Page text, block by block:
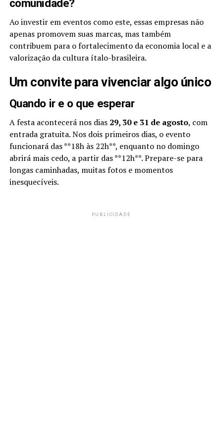
comunidade?
Ao investir em eventos como este, essas empresas não
apenas promovem suas marcas, mas também
contribuem para o fortalecimento da economia local e a
valorização da cultura ítalo-brasileira.
Um convite para vivenciar algo único
Quando ir e o que esperar
A festa acontecerá nos dias 29, 30 e 31 de agosto, com
entrada gratuita. Nos dois primeiros dias, o evento
funcionará das **18h às 22h**, enquanto no domingo
abrirá mais cedo, a partir das **12h**. Prepare-se para
longas caminhadas, muitas fotos e momentos
inesquecíveis.
PUBLICIDADE